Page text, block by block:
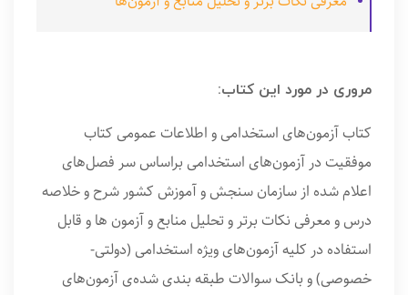
مروری در مورد این کتاب:
کتاب آزمون‌های استخدامی و اطلاعات عمومی کتاب
موفقیت در آزمون‌های استخدامی براساس سر فصل‌های
اعلام شده از سازمان سنجش و آموزش کشور شرح و خلاصه
درس و معرفی نکات برتر و تحلیل منابع و آزمون ها و قابل
استفاده در کلیه آزمون‌های ویژه استخدامی (دولتی-
خصوصی) و بانک سوالات طبقه بندی شده‌ی آزمون‌های